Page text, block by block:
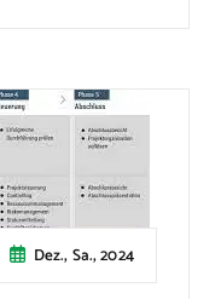
Dez., Sa., 2024